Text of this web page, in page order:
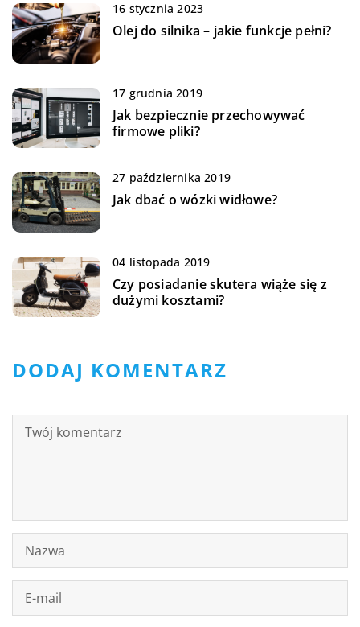
16 stycznia 2023
Olej do silnika – jakie funkcje pełni?
17 grudnia 2019
Jak bezpiecznie przechowywać
firmowe pliki?
27 października 2019
Jak dbać o wózki widłowe?
04 listopada 2019
Czy posiadanie skutera wiąże się z
dużymi kosztami?
DODAJ KOMENTARZ